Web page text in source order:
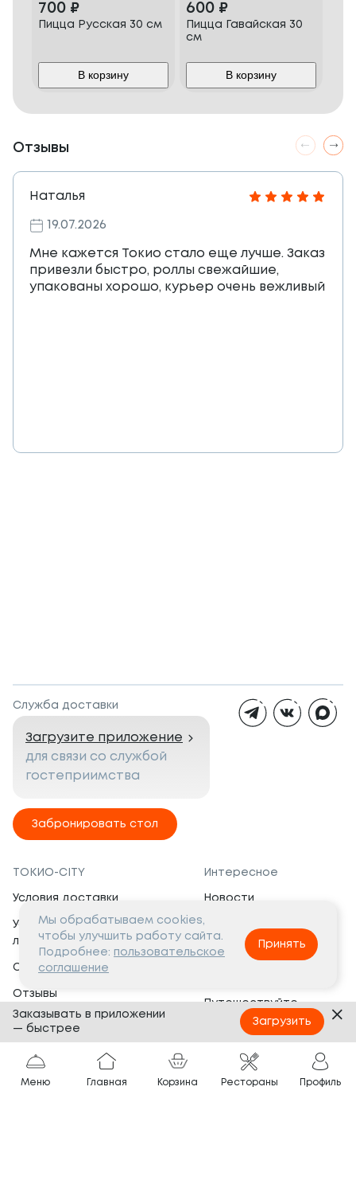
700 ₽
Пицца Русская 30 см
В корзину
600 ₽
Пицца Гавайская 30
см
В корзину
Отзывы
Наталья
19.07.2026
Мне кажется Токио стало еще лучше. Заказ
привезли быстро, роллы свежайшие,
упакованы хорошо, курьер очень вежливый
Служба доставки
Загрузите приложение
для связи со службой
гостеприимства
Забронировать стол
ТОКИО-CITY
Условия доставки
Условия программы
лояльности
Сертификаты
Отзывы
Банкеты
Вопросы и ответы
Интересное
Новости
Вакансии
Социальная жизнь
Путешествуйте
с ТОКИО-CITY
Партнёрам
Франшиза
Меню Главная Корзина Рестораны Профиль
Мы обрабатываем cookies,
чтобы улучшить работу сайта.
Подробнее: пользовательское
соглашение
Принять
Заказывать в приложении
— быстрее
Загрузить